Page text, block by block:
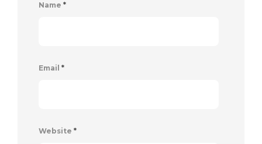
Name *
Email *
Website *